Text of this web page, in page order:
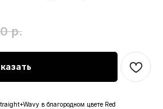
р.
в благородном цвете Red